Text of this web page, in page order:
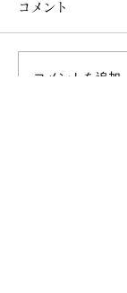
コメント
コメントを追加…